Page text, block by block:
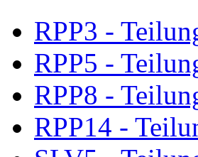
RPP3 -
RPP5 -
RPP8 -
RPP14 -